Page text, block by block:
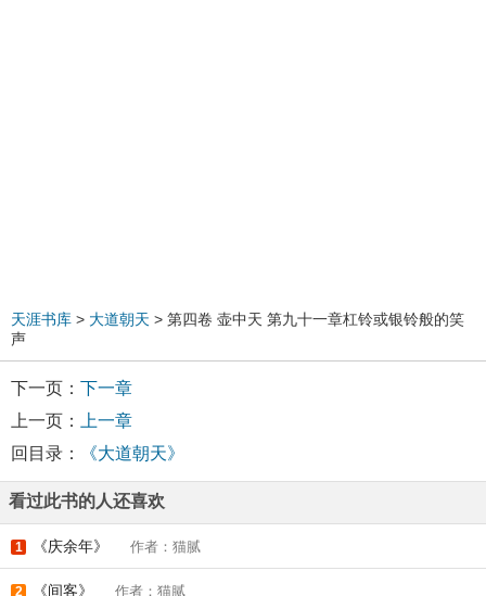
天涯书库 > 大道朝天 > 第四卷 壶中天 第九十一章杠铃或银铃般的笑
声
下一页： 下一章
上一页：
上一章
回目录：
《大道朝天》
看过此书的人还喜欢
1 《庆余年》 作者：猫腻
2 《间客》 作者：猫腻